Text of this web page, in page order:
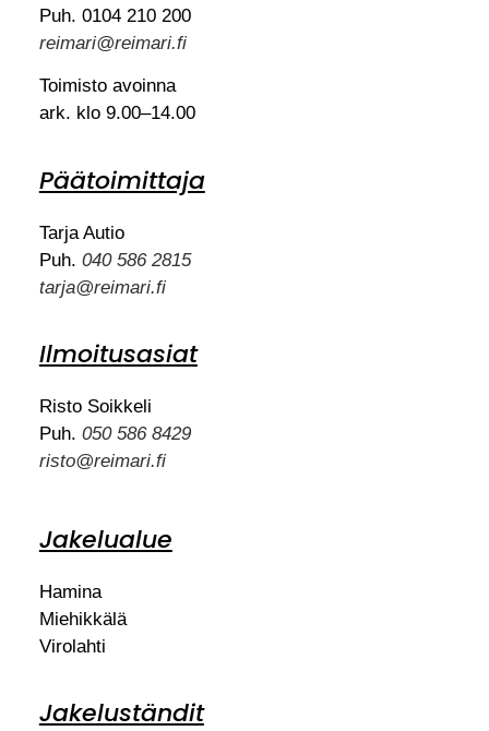
Puh. 0104 210 200
reimari@reimari.fi
Toimisto avoinna
ark. klo 9.00–14.00
Päätoimittaja
Tarja Autio
Puh. 040 586 2815
tarja@reimari.fi
Ilmoitusasiat
Risto Soikkeli
Puh. 050 586 8429
risto@reimari.fi
Jakelualue
Hamina
Miehikkälä
Virolahti
Jakeluständit